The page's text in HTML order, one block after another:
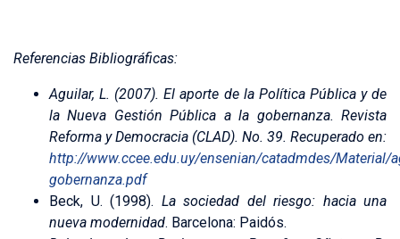
Referencias Bibliográficas:
Aguilar, L. (2007). El aporte de la Política Pública y de
la Nueva Gestión Pública a la gobernanza. Revista
Reforma y Democracia (CLAD). No. 39. Recuperado en:
http://www.ccee.edu.uy/ensenian/catadmdes/Material/
gobernanza.pdf
Beck, U. (1998). La sociedad del riesgo: hacia una
nueva modernidad. Barcelona: Paidós.